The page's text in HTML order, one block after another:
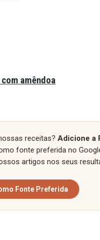
amêndoa
receitas? Adicione a
fonte preferida no
artigos nos seus
Fonte Preferida